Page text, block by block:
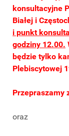
konsultacyjne
Białej i
i punkt
godziny 12.00.
będzie tylko
Plebiscytowej
Przepraszamy
oraz